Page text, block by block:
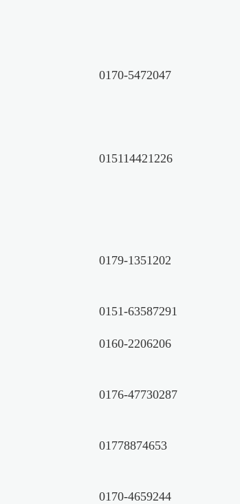
0170-5472047
015114421226
0179-1351202
0151-63587291
0160-2206206
0176-47730287
01778874653
0170-4659244